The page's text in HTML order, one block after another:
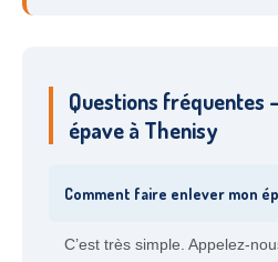
Questions fréquentes
épave à Thenisy
Comment faire enlever mon
C’est très simple. Appelez-